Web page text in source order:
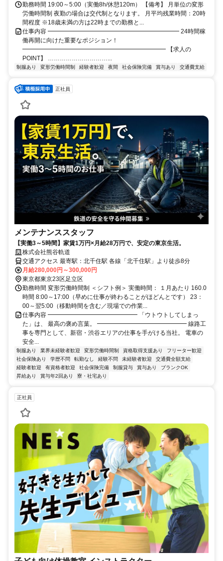
勤務時間 19:00～5:00（実働8h/休憩120m） 【備考】 月単位の変形
労働時間制 夜勤の場合は交代制となります。 月平均残業時間：20時
間程度 ※18歳未満の方は22時までの勤務と...
仕事内容 ━━━━━━━━━━━━━━━━━━━━━━ 24時間稼
働再開に向けた重要なポジション！
━━━━━━━━━━━━━━━━━━━━━━━━ 【求人の
POINT】 …………………………...
制服あり 変形労働時間制 経験者歓迎 夜間 社会保険完備 賞与あり 交通費支給
正社員
メンテナンススタッフ
【実働3～5時間】家賃1万円×月給28万円で、安定の東京生活。
株式会社熊谷軌道
交通アクセス 最寄駅：北千住駅 各線「北千住駅」より徒歩8分
月給280,000円～300,000円
東京都東京23区足立区
勤務時間 変形労働時間制 ＜シフト例＞ 実働時間： １月あたり 160.0
時間 8:00～17:00（早めに仕事が終わることがほどんとです） 23：
00～翌5:00（移動時間を含む／現場での作業...
仕事内容 ━━━━━━━━━━━━━━━ 「ウトウトしてしまっ
た」は、 最高の褒め言葉。 ━━━━━━━━━━━━━━━ 線路工
事を専門として、新宿・渋谷エリアの仕事を手がける当社。 電車の
安全...
制服あり 業界未経験者歓迎 変形労働時間制 資格取得支援あり
フリーター歓迎
社会保険あり
学歴不問 転勤なし 経験不問 未経験者歓迎
交通費全額支給
経験者歓迎
有資格者歓迎 社会保険完備 制服貸与 賞与あり
ブランクOK
昇給あり
賞与年2回あり 寮・社宅あり
正社員